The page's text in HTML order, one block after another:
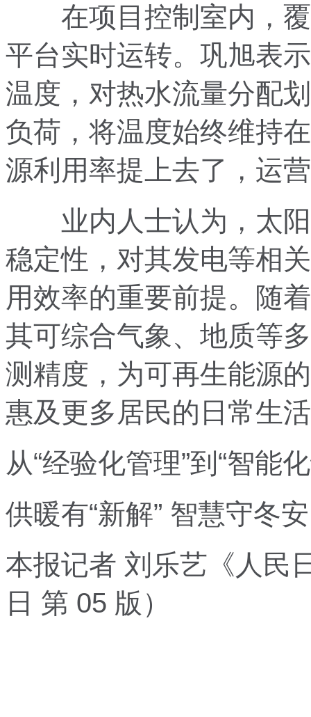
在项目控制室内，覆
平台实时运转。巩旭表
温度，对热水流量分配
负荷，将温度始终维持
源利用率提上去了，运
业内人士认为，太阳
稳定性，对其发电等相
用效率的重要前提。随
其可综合气象、地质等
测精度，为可再生能源
惠及更多居民的日常生
从“经验化管理”到“智能
供暖有“新解” 智慧守冬安
本报记者 刘乐艺 《人民
日 第 05 版）